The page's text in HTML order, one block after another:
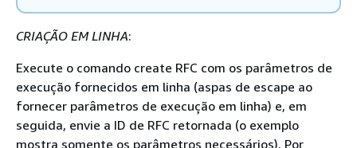
CRIAÇÃO EM LINHA:
Execute o comando create RFC com os parâmetros de
execução fornecidos em linha (aspas de escape ao
fornecer parâmetros de execução em linha) e, em
seguida, envie a ID de RFC retornada (o exemplo
mostra somente os parâmetros necessários). Por